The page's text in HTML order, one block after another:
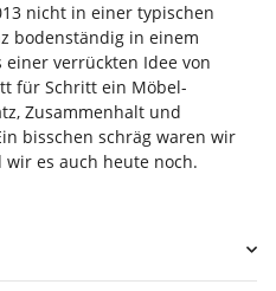
nicht in einer typischen
bodenständig in einem
verrückten Idee von
für Schritt ein Möbel-
Zusammenhalt und
bisschen schräg waren wir
es auch heute noch.